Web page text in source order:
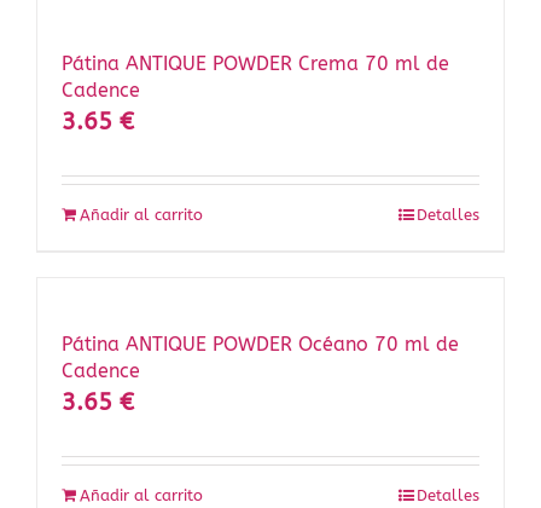
Pátina ANTIQUE POWDER Crema 70 ml de
Cadence
3.65 €
Añadir al carrito Detalles
Pátina ANTIQUE POWDER Océano 70 ml de
Cadence
3.65 €
Añadir al carrito Detalles